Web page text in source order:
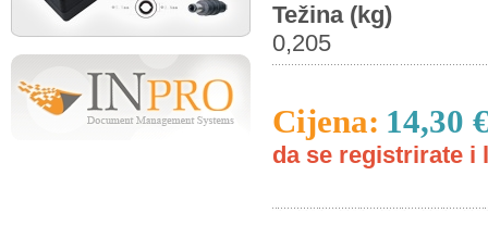
Težina (kg)
0,205
Cijena: 14,30
da se registrirate i